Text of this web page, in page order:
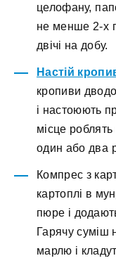
целофану,
не менше 2-х
двічі на добу.
Настій
кропиви
і настоюють
місце
один або два
Компрес з
картоплі в
пюре і
Гарячу суміш
марлю і